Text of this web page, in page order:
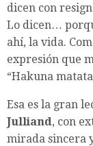
dicen con
Lo dicen…
ahí, la vida.
expresión que
“Hakuna
Esa es la gran
Julliand, con
mirada sincera